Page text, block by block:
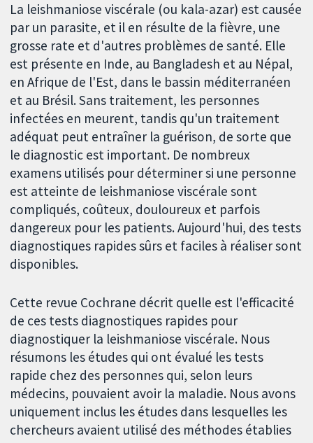
La leishmaniose viscérale (ou kala-azar) est causée
par un parasite, et il en résulte de la fièvre, une
grosse rate et d'autres problèmes de santé. Elle
est présente en Inde, au Bangladesh et au Népal,
en Afrique de l'Est, dans le bassin méditerranéen
et au Brésil. Sans traitement, les personnes
infectées en meurent, tandis qu'un traitement
adéquat peut entraîner la guérison, de sorte que
le diagnostic est important. De nombreux
examens utilisés pour déterminer si une personne
est atteinte de leishmaniose viscérale sont
compliqués, coûteux, douloureux et parfois
dangereux pour les patients. Aujourd'hui, des tests
diagnostiques rapides sûrs et faciles à réaliser sont
disponibles.
Cette revue Cochrane décrit quelle est l'efficacité
de ces tests diagnostiques rapides pour
diagnostiquer la leishmaniose viscérale. Nous
résumons les études qui ont évalué les tests
rapide chez des personnes qui, selon leurs
médecins, pouvaient avoir la maladie. Nous avons
uniquement inclus les études dans lesquelles les
chercheurs avaient utilisé des méthodes établies